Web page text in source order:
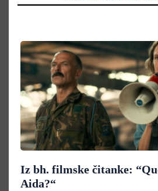
Iz bh. filmske čitanke:
Aida?“